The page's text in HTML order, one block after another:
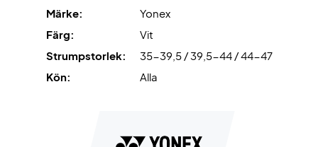
foten och ger bra stabilitet.
Få komfort och kvalitet med Yonex Sport Crew Socks 3-
Pack White
Färg:Vit.
Märke:
Yonex
Färg:
Vit
Strumpstorlek:
35-39,5 / 39,5-44 / 44-47
Kön:
Alla